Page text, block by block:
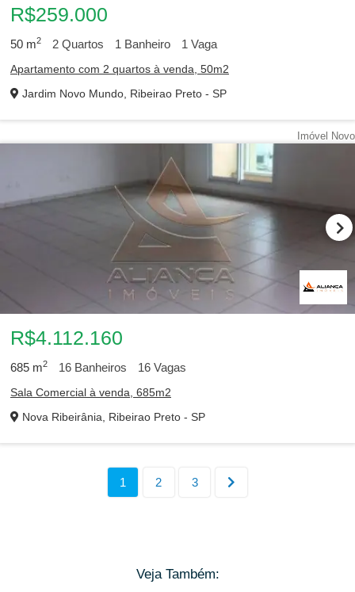
R$259.000
50 m2 2 Quartos 1 Banheiro 1 Vaga
Apartamento com 2 quartos à venda, 50m2
Jardim Novo Mundo, Ribeirao Preto - SP
Imóvel Novo
R$4.112.160
685 m2 16 Banheiros 16 Vagas
Sala Comercial à venda, 685m2
Nova Ribeirânia, Ribeirao Preto - SP
Veja Também:
Lojas à venda
Centro City Ribeirão Ipiranga
Jardim Botânico
Jardim Califórnia Jardim Irajá Jardim Manoel Penna
Jardim Nova Aliança Sul Jardim Ouro Branco
Jardim Palma Travassos Jardim Paulista
Jardim Paulistano
Jardim Zara Nova Aliança
Parque dos Lagos Parque São Sebastião
Planalto Verde Portal da Mata
Santa Cruz do José Jacques
Vila Virgínia